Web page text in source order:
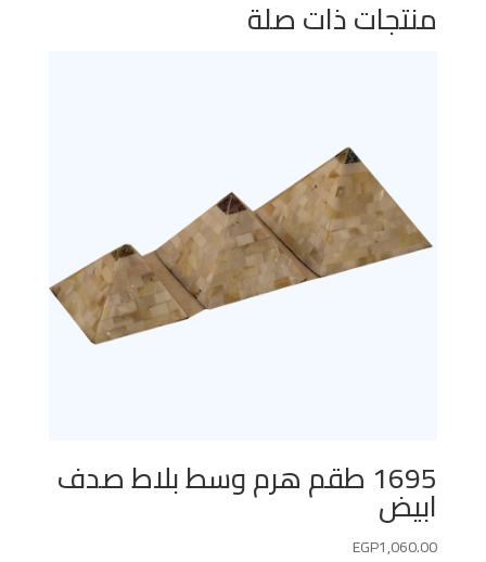
منتجات ذات صلة
1695 طقم هرم وسط بلاط صدف
ابيض
EGP1,060.00